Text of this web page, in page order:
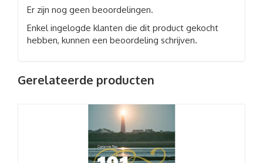
Er zijn nog geen beoordelingen.
Enkel ingelogde klanten die dit product gekocht
hebben, kunnen een beoordeling schrijven.
Gerelateerde producten